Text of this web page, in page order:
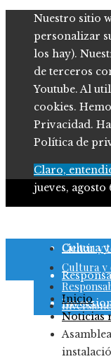
Nuestro sitio
personalizar
los hay).
de terceros
Youtube. Al
cookies.
Privacidad.
Política de
Claro,
jueves, agosto
Cultura
Ciencia y
Cultura y
Inicio
Noticias